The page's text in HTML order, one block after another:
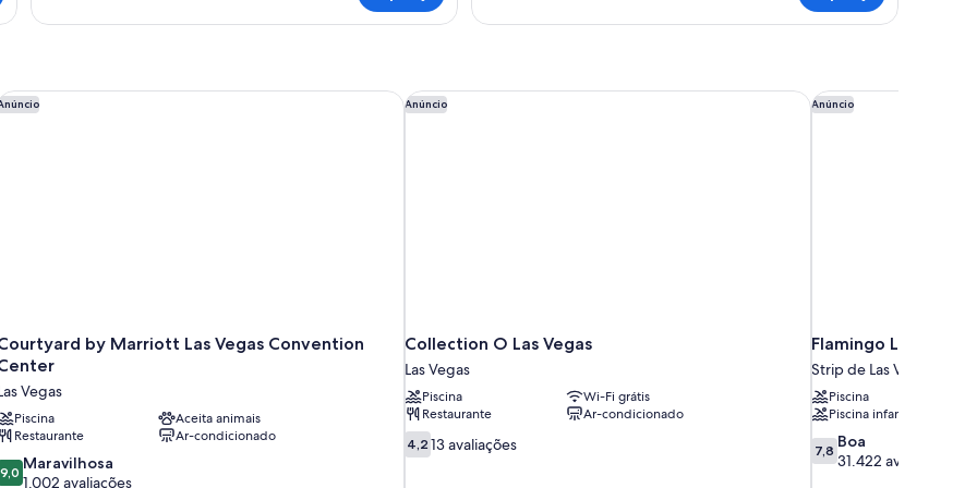
Bedroom
Emerald
Suite
by Marriott Las Vegas Convention
Vegas
Piscina
Aceita animais
Restaurante
Ar-condicionado
9,0 Maravilhosa
1.002 avaliações
by Marriott Las Vegas Convention CenterAnúncio
Collection O Las Vegas
Las Vegas
Piscina
Wi-Fi grátis
Restaurante
Ar-condicionado
4.2
de
4,2 13 avaliações
Collection O Las Vegas Anúncio
Flamingo Las
Strip de Las Vegas
Piscina
Piscina infantil
7.8
de
7,8 Boa
31.422 avaliações
Flamingo Las Vegas